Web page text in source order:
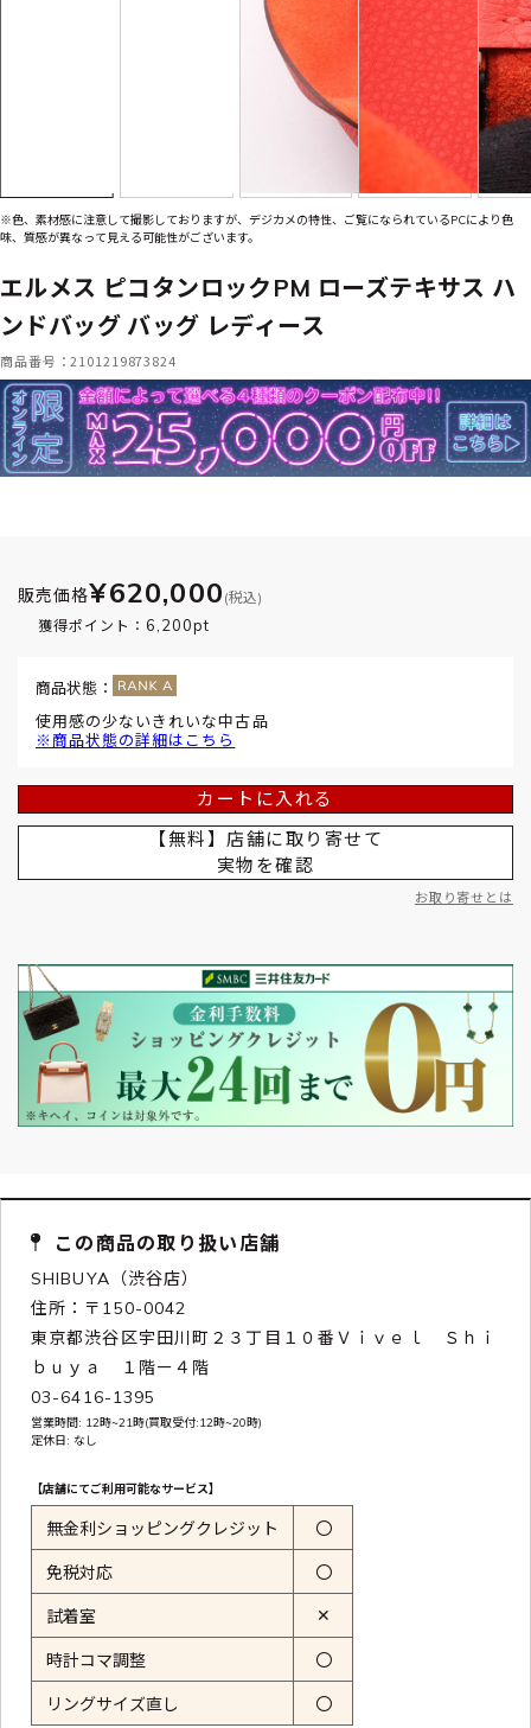
※色、素材感に注意して撮影しておりますが、デジカメの特性、ご覧になられているPCにより色
味、質感が異なって見える可能性がございます。
エルメス ピコタンロックPM ローズテキサス ハ
ンドバッグ バッグ レディース
商品番号：2101219873824
販売価格¥620,000 (税込)
獲得ポイント： 6,200pt
商品状態：
使用感の少ないきれいな中古品
※商品状態の詳細はこちら
カートに入れる
【無料】店舗に取り寄せて
実物を確認
お取り寄せとは
この商品の取り扱い店舗
SHIBUYA（渋谷店）
住所：〒150-0042
東京都渋谷区宇田川町２３丁目１０番Ｖｉｖｅｌ Ｓｈｉ
ｂｕｙａ １階ー４階
03-6416-1395
営業時間: 12時~21時(買取受付:12時~20時)
定休日: なし
【店舗にてご利用可能なサービス】
無金利ショッピングクレジット 〇
免税対応 〇
試着室 ✕
時計コマ調整 〇
リングサイズ直し 〇